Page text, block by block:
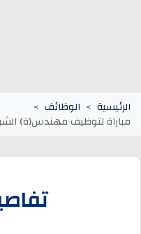
الرئيسية الوظائف
مباراة لتوظيف مهندس(ة)